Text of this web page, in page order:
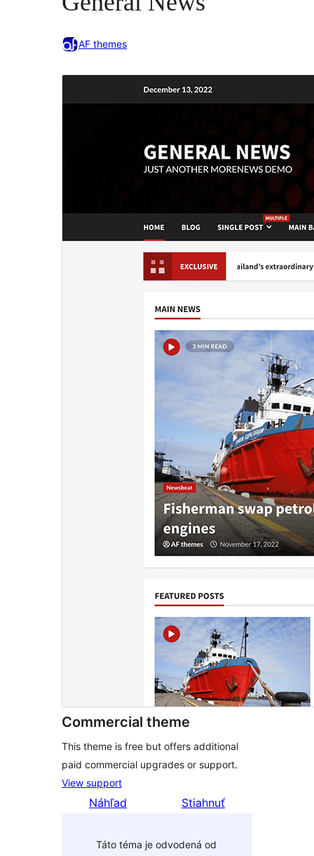
AF themes
Commercial theme
This theme is free but offers additional
paid commercial upgrades or support.
View support
Náhľad Stiahnuť
Táto téma je odvodená od